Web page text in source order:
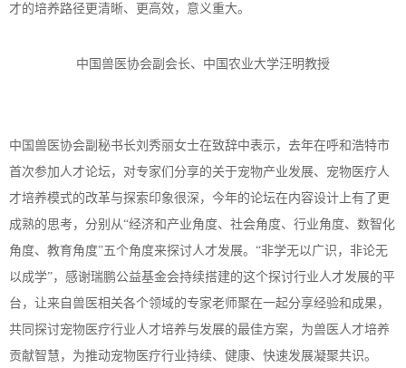
才的培养路径更清晰、更高效，意义重大。
中国兽医协会副会长、中国农业大学汪明教授
中国兽医协会副秘书长刘秀丽女士在致辞中表示，去年在呼和浩特市
首次参加人才论坛，对专家们分享的关于宠物产业发展、宠物医疗人
才培养模式的改革与探索印象很深，今年的论坛在内容设计上有了更
成熟的思考，分别从“经济和产业角度、社会角度、行业角度、数智化
角度、教育角度”五个角度来探讨人才发展。“非学无以广识，非论无
以成学”，感谢瑞鹏公益基金会持续搭建的这个探讨行业人才发展的平
台，让来自兽医相关各个领域的专家老师聚在一起分享经验和成果，
共同探讨宠物医疗行业人才培养与发展的最佳方案，为兽医人才培养
贡献智慧，为推动宠物医疗行业持续、健康、快速发展凝聚共识。